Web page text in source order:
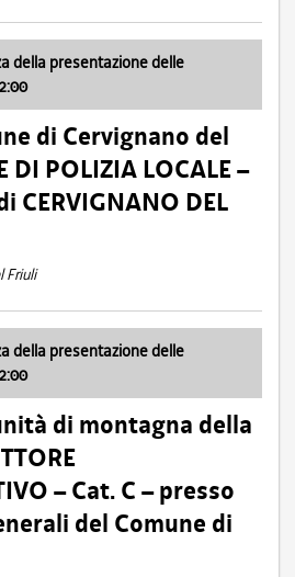
della presentazione delle
di Cervignano del
DI POLIZIA LOCALE –
CERVIGNANO DEL
Friuli
della presentazione delle
di montagna della
– Cat. C – presso
del Comune di